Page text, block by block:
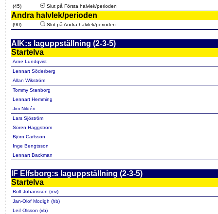
(45)
Slut på Första halvlek/perioden
Andra halvlek/perioden
(90) Slut på Andra halvlek/perioden
AIK:s laguppställning (2-3-5)
Startelva
Arne Lundqvist
Lennart Söderberg
Allan Wikström
Tommy Stenborg
Lennart Hemming
Jim Nildén
Lars Sjöström
Sören Häggström
Björn Carlsson
Inge Bengtsson
Lennart Backman
IF Elfsborg:s laguppställning (2-3-5)
Startelva
Rolf Johansson (mv)
Jan-Olof Modigh (hb)
Leif Olsson (vb)